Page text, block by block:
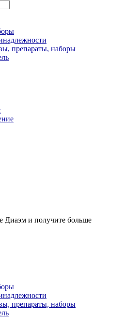
препараты, наборы
Диаэм и получите больше
препараты, наборы